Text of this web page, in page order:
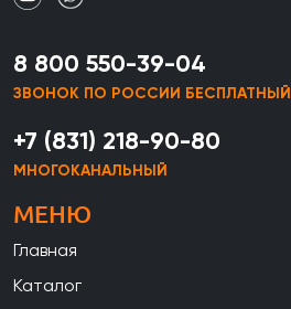
8 800 550-39-04
ЗВОНОК ПО РОССИИ БЕСПЛАТНЫЙ
+7 (831) 218-90-80
МНОГОКАНАЛЬНЫЙ
МЕНЮ
Главная
Каталог